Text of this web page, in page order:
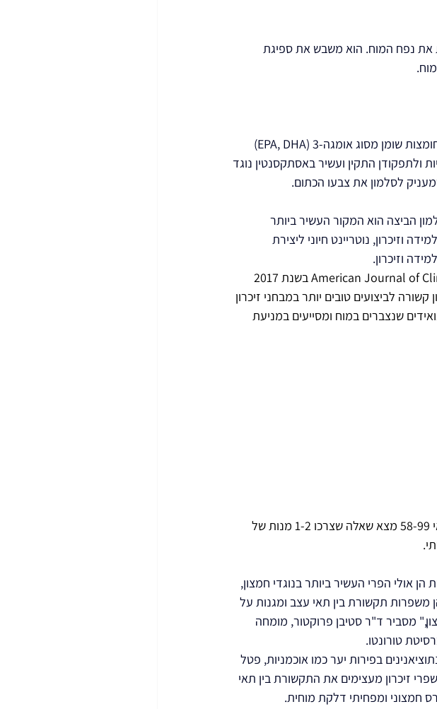
את נפח המוח. הוא משבש את ספיגת
י (לא מבריכות) עשיר בחומצות שומן מסוג אומגה-3 (EPA, DHA)
ולתפקודן התקין ועשיר באסתקסנטין נוגד
לסלמון את צבעו הכתום.
הביצה הוא המקור העשיר ביותר
וזיכרון, נוטריינט חיוני ליצירת
וזיכרון.
לביצועים טובים יותר במבחני זיכרון
שנצברים במוח ומסייעים במניעת
שפורסם ב-Neurology בשנת 2018 אחרי 960 מבוגרים בגילאי 58-99 מצא שאלה שצרכו 1-2 מנות של
הן אולי הפרי העשיר ביותר בנוגדי חמצון,
משפרות תקשורת בין תאי עצב ומגנות על
מסביר ד"ר סטיבן פרוקטור, מומחה
טורונטו.
בפירות יער כמו אוכמניות, פטל
זיכרון מעצימים את התקשורת בין תאי
חמצוני ומפחיתי דלקת מוחית.